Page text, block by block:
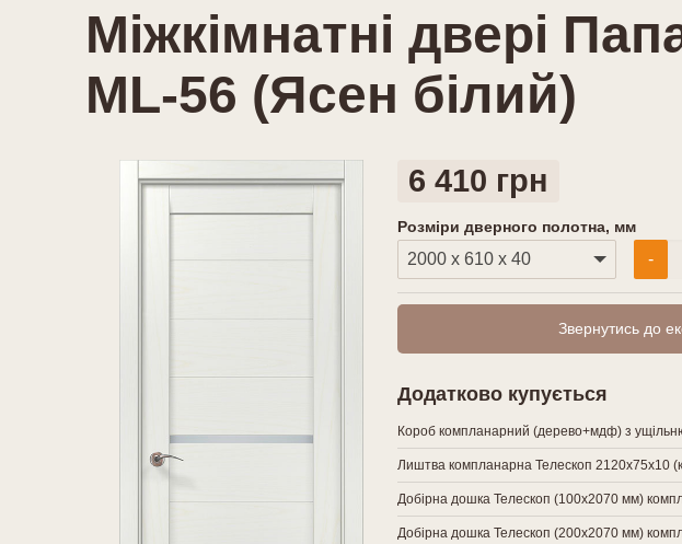
Міжкімнатні двері
ML-56 (Ясен білий)
6 410 грн
Розміри дверного полотна, мм
-
Звернутись до
Додатково купується
Короб компланарний (дерево+мдф) з
Лиштва компланарна Телескоп 2120х75х10
Добірна дошка Телескоп (100х2070 мм)
Добірна дошка Телескоп (200х2070 мм)